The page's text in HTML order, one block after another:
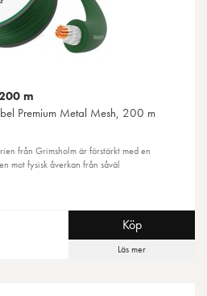
m
Premium Metal Mesh, 200 m
från Grimsholm är förstärkt med en
mot fysisk åverkan från såväl
Köp
Läs mer